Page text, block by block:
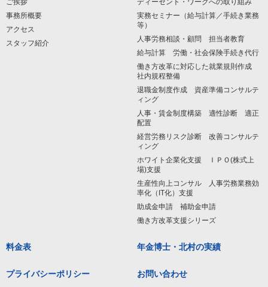
ご挨拶
事務所概要
アクセス
スタッフ紹介
ディーセント・ワークへの取り組み
実務セミナー（給与計算／手続き業務
等）
人事労務相談・顧問 担当者教育
給与計算 労働・社会保険手続き代行
働き方改革に対応した就業規則作成
社内規程整備
退職金制度作成 資産準備コンサルテ
ィング
人事・賃金制度構築 適性診断 適正
配置
経営労務リスク診断 改善コンサルテ
ィング
ホワイト企業化支援 ＩＰＯ(株式上
場)支援
生産性向上コンサル 人事労務業務効
率化（IT化）支援
助成金申請 補助金申請
働き方改革支援シリーズ
料金表 年金博士・北村の実績
プライバシーポリシー お問い合わせ